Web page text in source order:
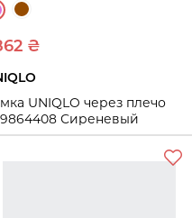
₴
UNIQLO через плечо
Сиреневый